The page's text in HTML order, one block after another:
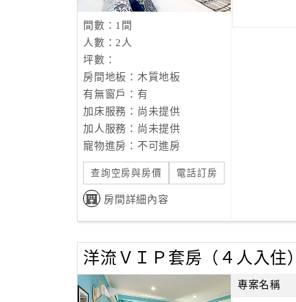
間數：1間
人數：2人
坪數：
房間地板：木質地板
有無窗戶：有
加床服務：尚未提供
加人服務：尚未提供
寵物進房：不可進房
查詢空房與房價 電話訂房
房間詳細內容
洋流ＶＩＰ套房（４人入住）
專案名稱